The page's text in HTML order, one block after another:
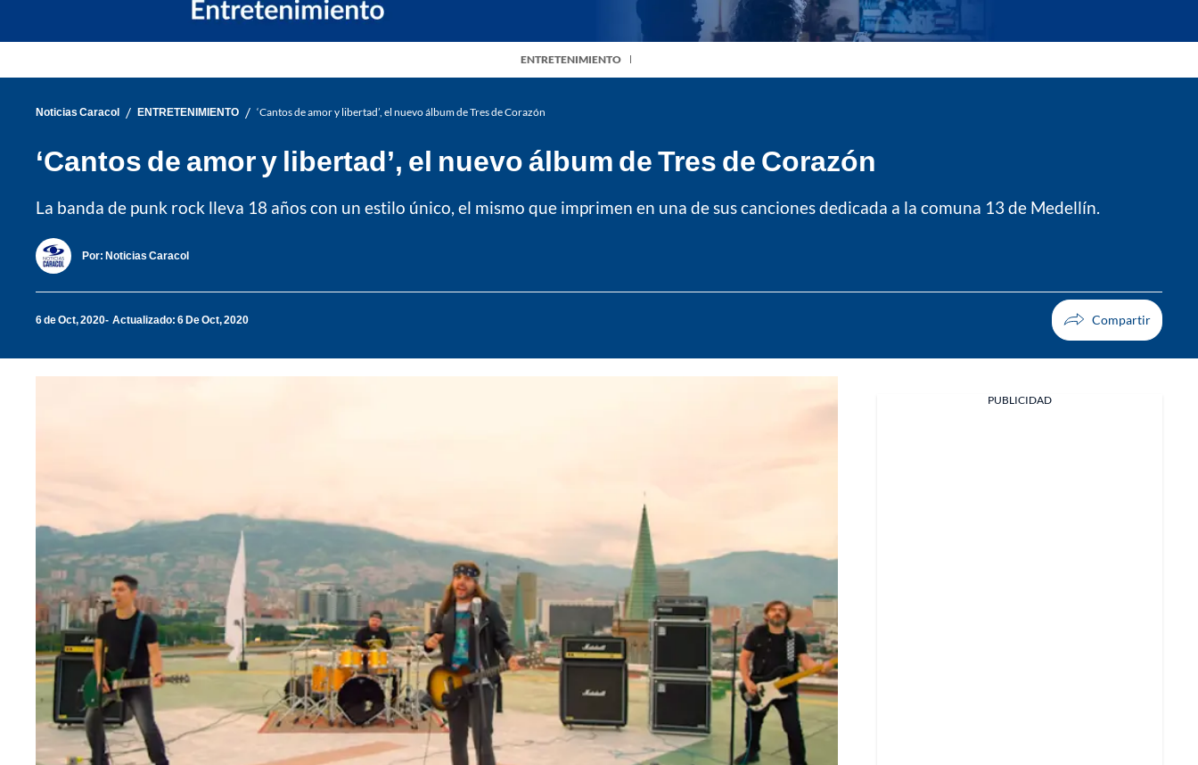
ENTRETENIMIENTO
Noticias Caracol / ENTRETENIMIENTO / ‘Cantos de amor y libertad’, el nuevo álbum de Tres de Corazón
‘Cantos de amor y libertad’, el nuevo álbum de Tres de Corazón
La banda de punk rock lleva 18 años con un estilo único, el mismo que imprimen en una de sus canciones dedicada a la comuna 13 de Medellín.
Por: Noticias Caracol
6 de Oct, 2020 Actualizado: 6 De Oct, 2020
PUBLICIDAD